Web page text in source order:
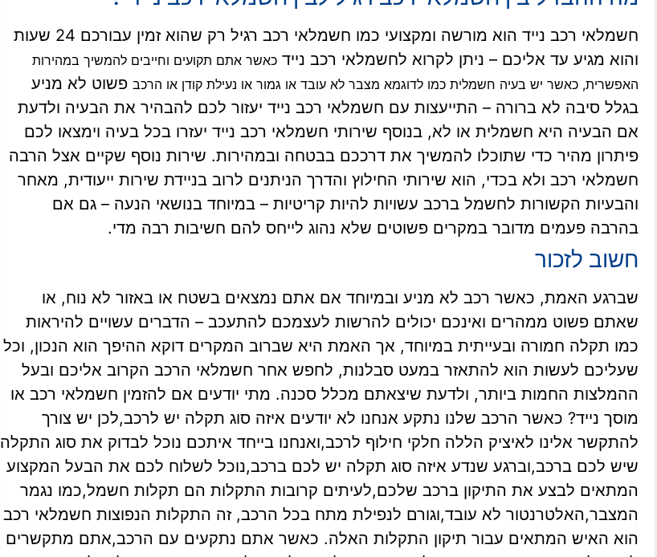
חשמלאי רכב נייד הוא מורשה ומקצועי כמו חשמלאי רכב רגיל רק שהוא זמין עבורכם 24 שעות
והוא מגיע עד אליכם – ניתן לקרוא לחשמלאי רכב נייד כאשר אתם תקועים וחייבים להמשיך במהירות
האפשרית, כאשר יש בעיה חשמלית כמו לדוגמא מצבר לא עובד או גמור או נעילת קודן או הרכב פשוט לא מניע
בגלל סיבה לא ברורה – התייעצות עם חשמלאי רכב נייד יעזור לכם להבהיר את הבעיה ולדעת
אם הבעיה היא חשמלית או לא, בנוסף שירותי חשמלאי רכב נייד יעזרו בכל בעיה וימצאו לכם
פיתרון מהיר כדי שתוכלו להמשיך את דרככם בבטחה ובמהירות. שירות נוסף שקיים אצל הרבה
חשמלאי רכב ולא בכדי, הוא שירותי החילוץ והדרך הניתנים לרוב בניידת שירות ייעודית, מאחר
והבעיות הקשורות לחשמל ברכב עשויות להיות קריטיות – במיוחד בנושאי הנעה – גם אם
בהרבה פעמים מדובר במקרים פשוטים שלא נהוג לייחס להם חשיבות רבה מדי.
חשוב לזכור
שברגע האמת, כאשר רכב לא מניע ובמיוחד אם אתם נמצאים בשטח או באזור לא נוח, או
שאתם פשוט ממהרים ואינכם יכולים להרשות לעצמכם להתעכב – הדברים עשויים להיראות
כמו תקלה חמורה ובעייתית במיוחד, אך האמת היא שברוב המקרים דוקא ההיפך הוא הנכון, וכל
שעליכם לעשות הוא להתאזר במעט סבלנות, לחפש אחר חשמלאי הרכב הקרוב אליכם ובעל
ההמלצות החמות ביותר, ולדעת שיצאתם מכלל סכנה. מתי יודעים אם להזמין חשמלאי רכב או
מוסך נייד? כאשר הרכב שלנו נתקע אנחנו לא יודעים איזה סוג תקלה יש לרכב,לכן יש צורך
להתקשר אלינו לאיציק הללה חלקי חילוף לרכב,ואנחנו בייחד איתכם נוכל לבדוק את סוג התקלה
שיש לכם ברכב,וברגע שנדע איזה סוג תקלה יש לכם ברכב,נוכל לשלוח לכם את הבעל המקצוע
המתאים לבצע את התיקון ברכב שלכם,לעיתים קרובות התקלות הם תקלות חשמל,כמו נגמר
המצבר,האלטרנטור לא עובד,וגורם לנפילת מתח בכל הרכב, זה התקלות הנפוצות חשמלאי רכב
הוא האיש המתאים עבור תיקון התקלות האלה. כאשר אתם נתקעים עם הרכב,אתם מתקשרים